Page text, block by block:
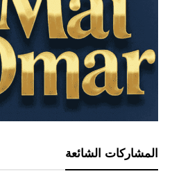
المشاركات الشائعة